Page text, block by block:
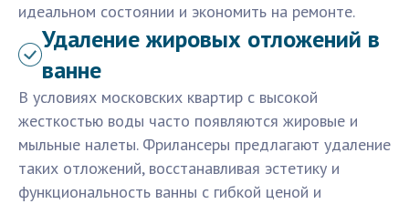
идеальном состоянии и экономить на ремонте.
Удаление жировых отложений в
ванне
В условиях московских квартир с высокой
жесткостью воды часто появляются жировые и
мыльные налеты. Фрилансеры предлагают удаление
таких отложений, восстанавливая эстетику и
функциональность ванны с гибкой ценой и